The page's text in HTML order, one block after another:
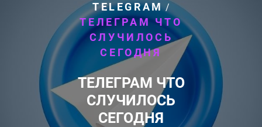
TELEGRAM/
ТЕЛЕГРАМ ЧТО
СЛУЧИЛОСЬ
СЕГОДНЯ
ТЕЛЕГРАМ ЧТО
СЛУЧИЛОСЬ
СЕГОДНЯ